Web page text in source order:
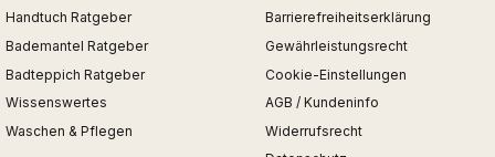
Handtuch Ratgeber
Bademantel Ratgeber
Badteppich Ratgeber
Wissenswertes
Waschen & Pflegen
Barrierefreiheitserklärung
Gewährleistungsrecht
Cookie-Einstellungen
AGB / Kundeninfo
Widerrufsrecht